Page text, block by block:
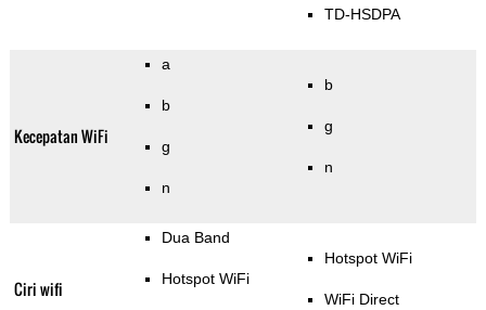
TD-HSDPA
Kecepatan WiFi
a
b
g
n
b
g
n
Ciri wifi
Dua Band
Hotspot WiFi
Hotspot WiFi
WiFi Direct